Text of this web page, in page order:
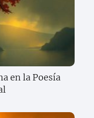
en la Poesía